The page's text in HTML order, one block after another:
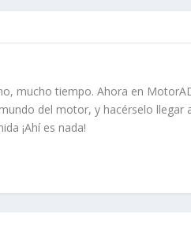
mucho tiempo. Ahora en
del motor, y hacérselo llegar
¡Ahí es nada!